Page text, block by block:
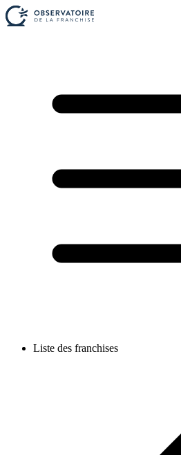
Liste des franchises